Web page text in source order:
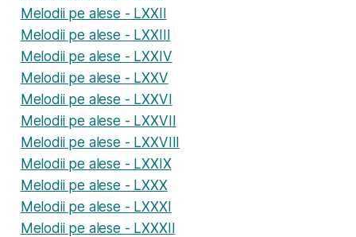
Melodii pe alese - LXXII
Melodii pe alese - LXXIII
Melodii pe alese - LXXIV
Melodii pe alese - LXXV
Melodii pe alese - LXXVI
Melodii pe alese - LXXVII
Melodii pe alese - LXXVIII
Melodii pe alese - LXXIX
Melodii pe alese - LXXX
Melodii pe alese - LXXXI
Melodii pe alese - LXXXII